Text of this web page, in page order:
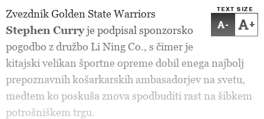
TEXT SIZE
- +
Zvezdnik Golden State Warriors
Stephen Curryje podpisal sponzorsko
pogodbo z družbo Li Ning Co., s čimer je
kitajski velikan športne opreme dobil enega najbolj
prepoznavnih košarkarskih ambasadorjev na svetu,
medtem ko poskuša znova spodbuditi rast na šibkem
potrošniškem trgu.